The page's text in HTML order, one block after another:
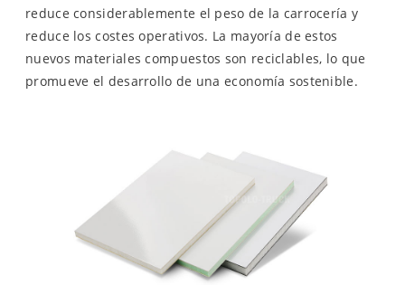
reduce considerablemente el peso de la carrocería y
reduce los costes operativos. La mayoría de estos
nuevos materiales compuestos son reciclables, lo que
promueve el desarrollo de una economía sostenible.